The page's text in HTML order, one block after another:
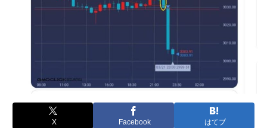
X Facebook はてブ